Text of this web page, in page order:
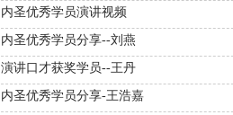
内圣优秀学员演讲视频
内圣优秀学员分享--刘燕
演讲口才获奖学员--王丹
内圣优秀学员分享-王浩嘉